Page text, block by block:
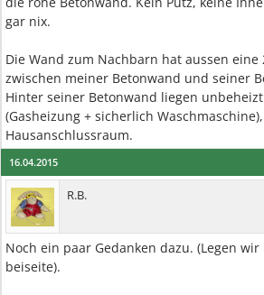
gar nix.
Die Wand zum Nachbarn hat aussen
zwischen meiner Betonwand und seiner
Hinter seiner Betonwand liegen
(Gasheizung + sicherlich
Hausanschlussraum.
16.04.2015
R.B.
Noch ein paar Gedanken dazu. (Legen
beiseite).